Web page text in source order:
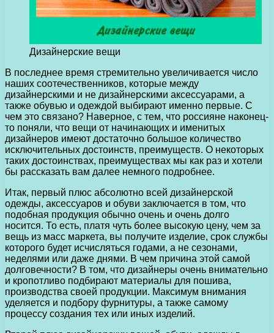
Дизайнерские вещи
В последнее время стремительно увеличивается число
наших соотечественников, которые между
дизайнерскими и не дизайнерскими аксессуарами, а
также обувью и одеждой выбирают именно первые. С
чем это связано? Наверное, с тем, что россияне наконец-
то поняли, что вещи от начинающих и именитых
дизайнеров имеют достаточно большое количество
исключительных достоинств, преимуществ. О некоторых
таких достоинствах, преимуществах мы как раз и хотели
бы рассказать вам далее немного подробнее.
Итак, первый плюс абсолютно всей дизайнерской
одежды, аксессуаров и обуви заключается в том, что
подобная продукция обычно очень и очень долго
носится. То есть, платя чуть более высокую цену, чем за
вещь из масс маркета, вы получите изделие, срок службы
которого будет исчисляться годами, а не сезонами,
неделями или даже днями. В чем причина этой самой
долговечности? В том, что дизайнеры очень внимательно
и кропотливо подбирают материалы для пошива,
производства своей продукции. Максимум внимания
уделяется и подбору фурнитуры, а также самому
процессу создания тех или иных изделий.